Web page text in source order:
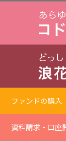
ファンドの購入
資料請求・口座